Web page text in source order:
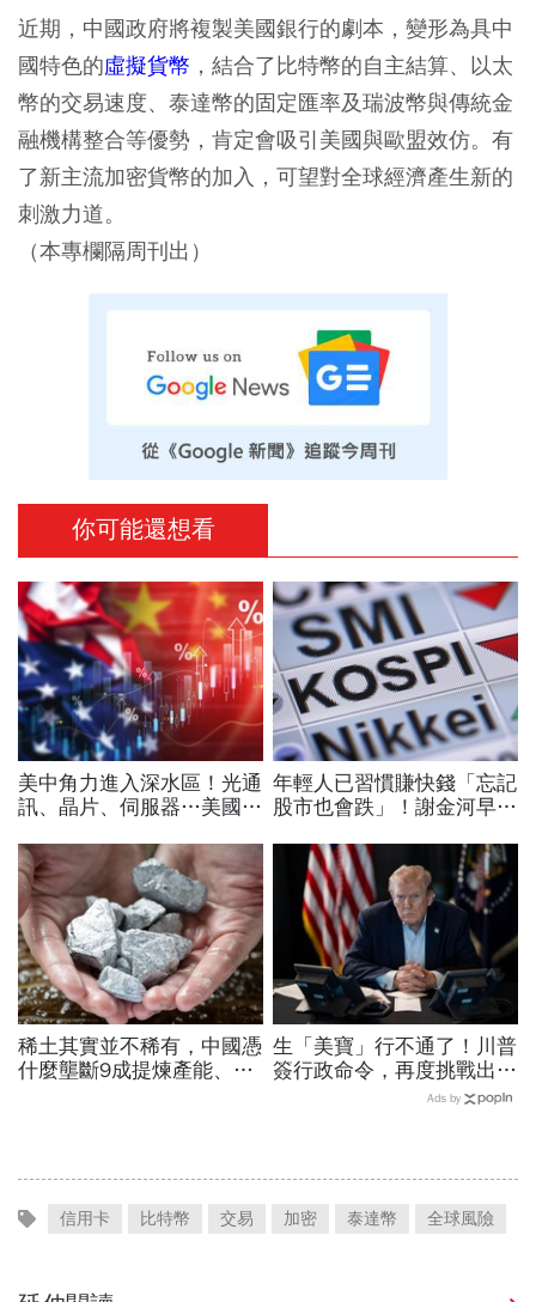
近期，中國政府將複製美國銀行的劇本，變形為具中
國特色的虛擬貨幣 ，結合了比特幣的自主結算、以太
幣的交易速度、泰達幣的固定匯率及瑞波幣與傳統金
融機構整合等優勢，肯定會吸引美國與歐盟效仿。有
了新主流加密貨幣的加入，可望對全球經濟產生新的
刺激力道。
（本專欄隔周刊出）
你可能還想看
美中角力進入深水區！光通
訊、晶片、伺服器…美國制
「這類人」處境危險又困難
年輕人已習慣賺快錢「忘記
股市也會跌」！謝金河早一
出事：根本把投資人丟火坑
稀土其實並不稀有，中國憑
什麼壟斷9成提煉產能、掐
生「美寶」行不通了！川普
簽行政命令，再度挑戰出生
公民權、打擊生育旅遊：不
Ads by
信用卡 比特幣 交易 加密 泰達幣 全球風險